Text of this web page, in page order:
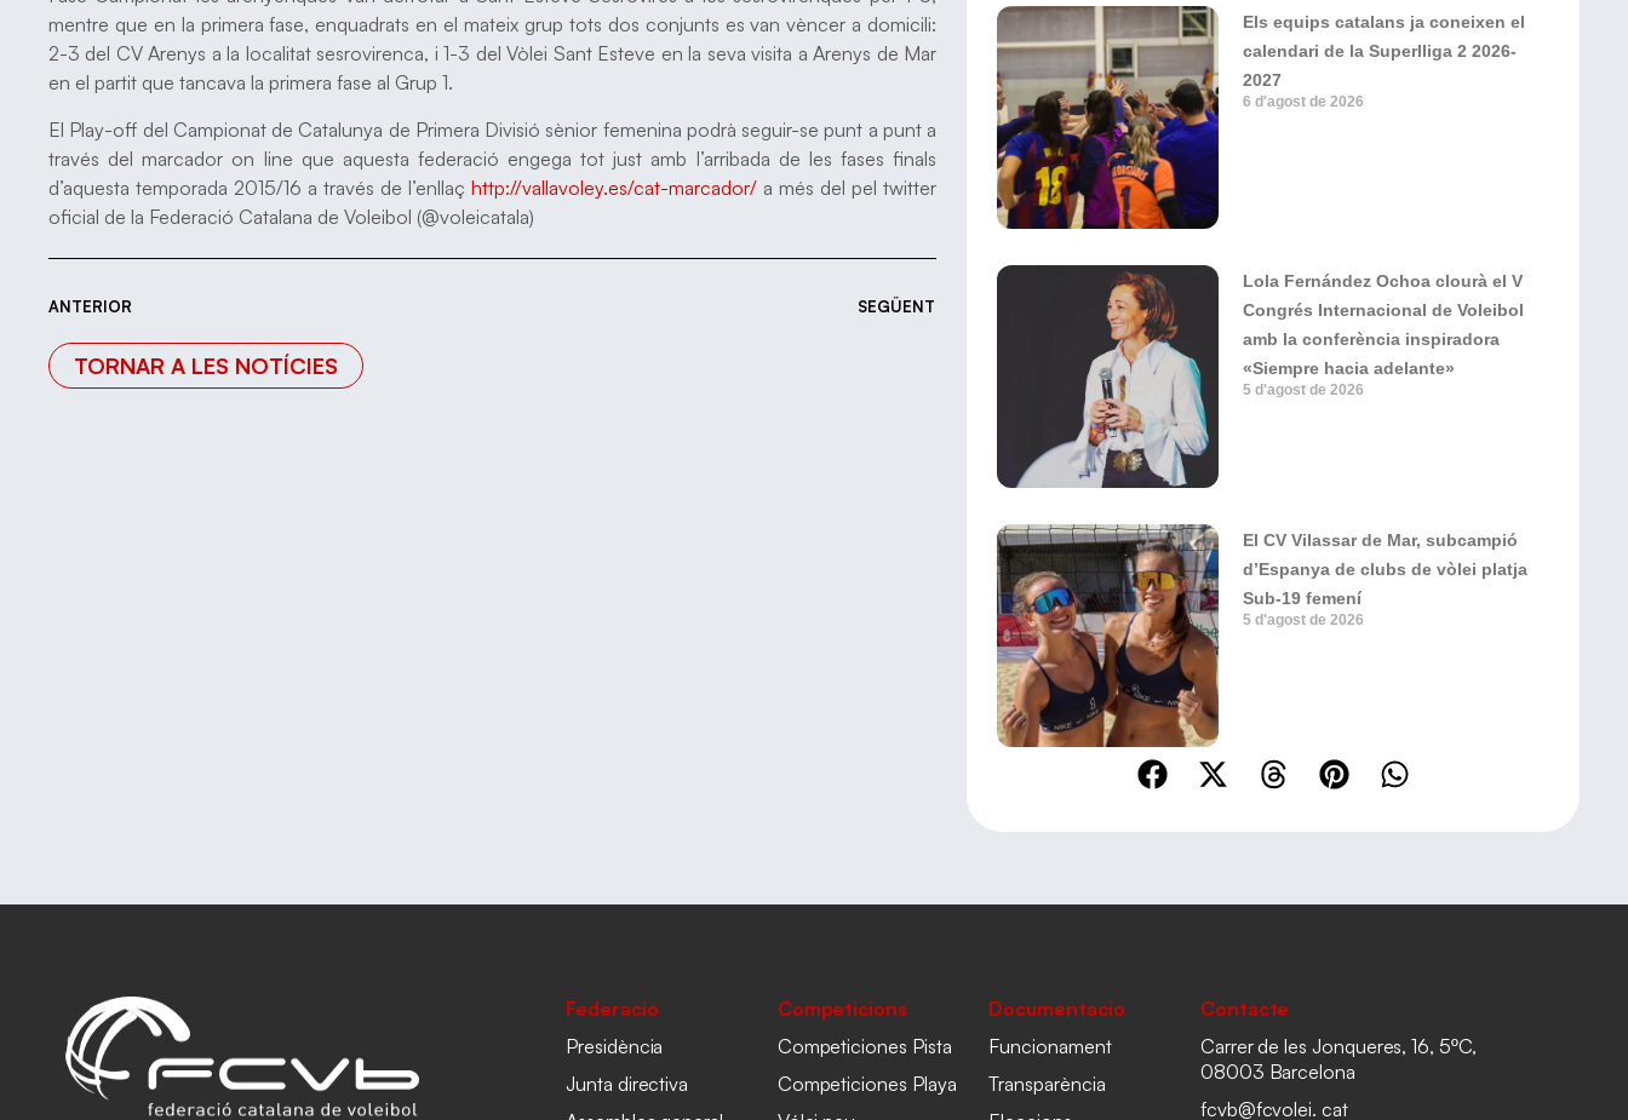
mentre que en la primera fase, enquadrats en el mateix grup tots dos conjunts es van vèncer a domicili:
2-3 del CV Arenys a la localitat sesrovirenca, i 1-3 del Vòlei Sant Esteve en la seva visita a Arenys de Mar
en el partit que tancava la primera fase al Grup 1.
El Play-off del Campionat de Catalunya de Primera Divisió sènior femenina podrà seguir-se punt a punt a
través del marcador on line que aquesta federació engega tot just amb l’arribada de les fases finals
d’aquesta temporada 2015/16 a través de l’enllaçhttp://vallavoley.es/cat-marcador/ a més del pel twitter
oficial de la Federació Catalana de Voleibol (@voleicatala)
ANTERIOR SEGÜENT
TORNAR A LES NOTÍCIES
Els equips catalans ja coneixen el
calendari de la Superlliga 2 2026-
2027
6 d'agost de 2026
Lola Fernández Ochoa clourà el V
Congrés Internacional de Voleibol
amb la conferència inspiradora
«Siempre hacia adelante»
5 d'agost de 2026
El CV Vilassar de Mar, subcampió
d’Espanya de clubs de vòlei platja
Sub-19 femení
5 d'agost de 2026
Federació
Presidència
Junta directiva
Competicions
Competiciones Pista
Competiciones Playa
Documentacio
Funcionament
Transparència
Contacte
Carrer de les Jonqueres, 16, 5ºC,
08003 Barcelona
fcvb@fcvolei. cat